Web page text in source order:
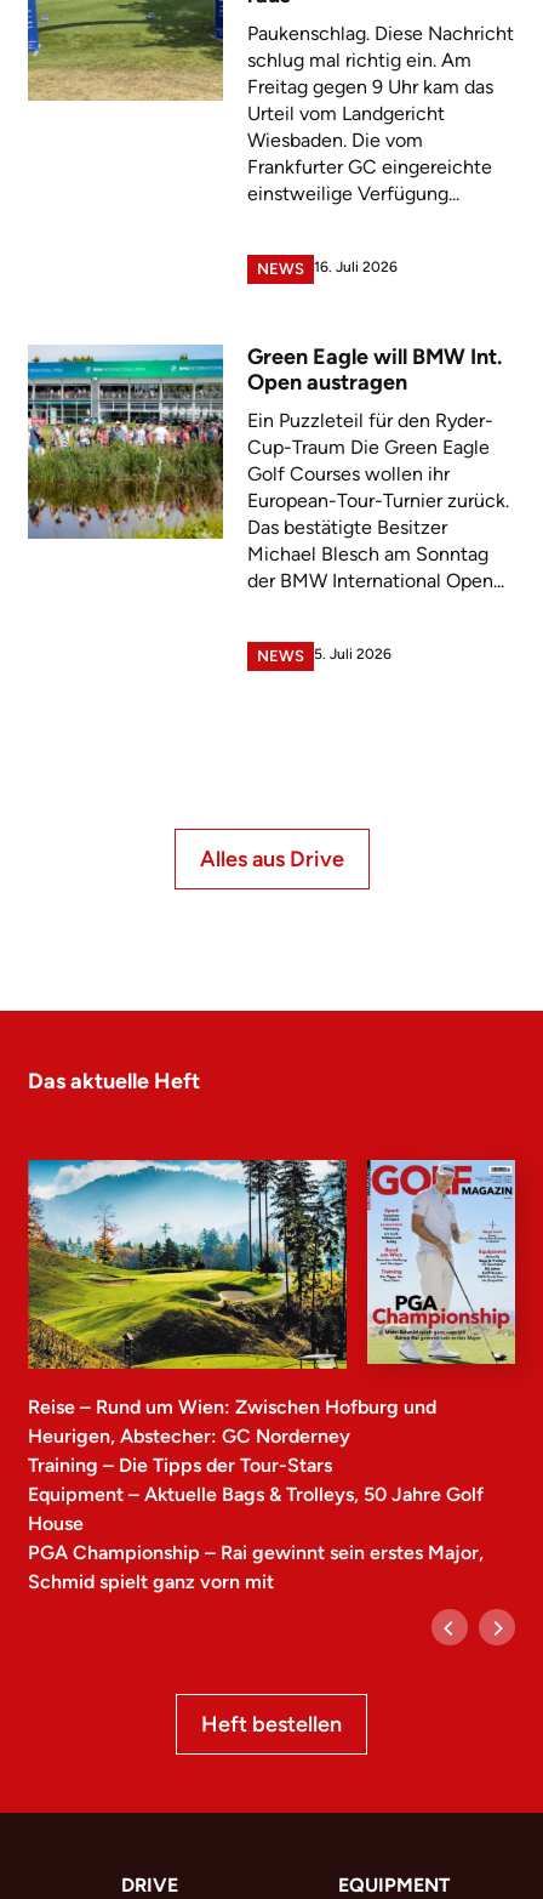
Paukenschlag. Diese Nachricht
schlug mal richtig ein. Am
Freitag gegen 9 Uhr kam das
Urteil vom Landgericht
Wiesbaden. Die vom
Frankfurter GC eingereichte
einstweilige Verfügung...
NEWS 16. Juli 2026
Green Eagle will BMW Int.
Open austragen
Ein Puzzleteil für den Ryder-
Cup-Traum Die Green Eagle
Golf Courses wollen ihr
European-Tour-Turnier zurück.
Das bestätigte Besitzer
Michael Blesch am Sonntag
der BMW International Open...
NEWS 5. Juli 2026
Alles aus Drive
Das aktuelle Heft
Reise – Rund um Wien: Zwischen Hofburg und
Heurigen, Abstecher: GC Norderney
Training – Die Tipps der Tour-Stars
Equipment – Aktuelle Bags & Trolleys, 50 Jahre Golf
House
PGA Championship – Rai gewinnt sein erstes Major,
Schmid spielt ganz vorn mit
Heft bestellen
DRIVE EQUIPMENT